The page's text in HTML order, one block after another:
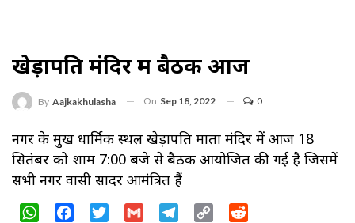
खेड़ापति मंदिर में बैठक आज
By Aajkakhulasha On Sep 18, 2022 0
नगर के प्रमुख धार्मिक स्थल खेड़ापति माता मंदिर में आज 18
सितंबर को शाम 7:00 बजे से बैठक आयोजित की गई है जिसमें
सभी नगर वासी सादर आमंत्रित हैं
WhatsAppFacebookTwitter Gmail Telegram
Copy